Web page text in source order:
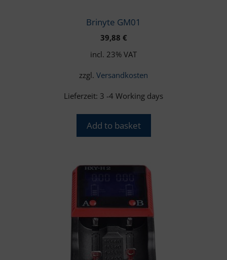
Brinyte GM01
39,88 €
incl. 23% VAT
zzgl. Versandkosten
Lieferzeit: 3 -4 Working days
Add to basket